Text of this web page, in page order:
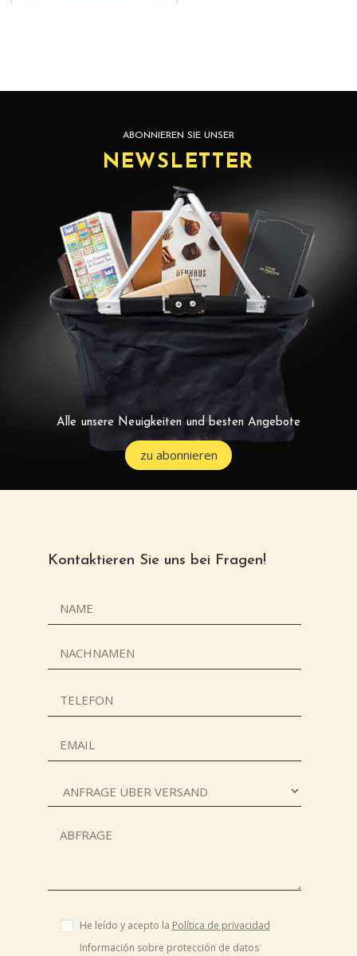
ABONNIEREN SIE UNSER
NEWSLETTER
Alle unsere Neuigkeiten und besten Angebote
zu abonnieren
Kontaktieren Sie uns bei Fragen!
He leído y acepto la Política de privacidad
Información sobre protección de datos